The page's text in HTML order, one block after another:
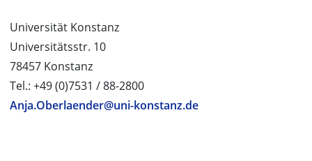
Universität Konstanz
Universitätsstr. 10
78457 Konstanz
Tel.: +49 (0)7531 / 88-2800
Anja.Oberlaender@uni-konstanz.de